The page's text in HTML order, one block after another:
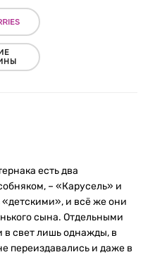
есть два
– «Карусель» и
и всё же они
сына. Отдельными
свет лишь однажды, в
переиздавались и даже в